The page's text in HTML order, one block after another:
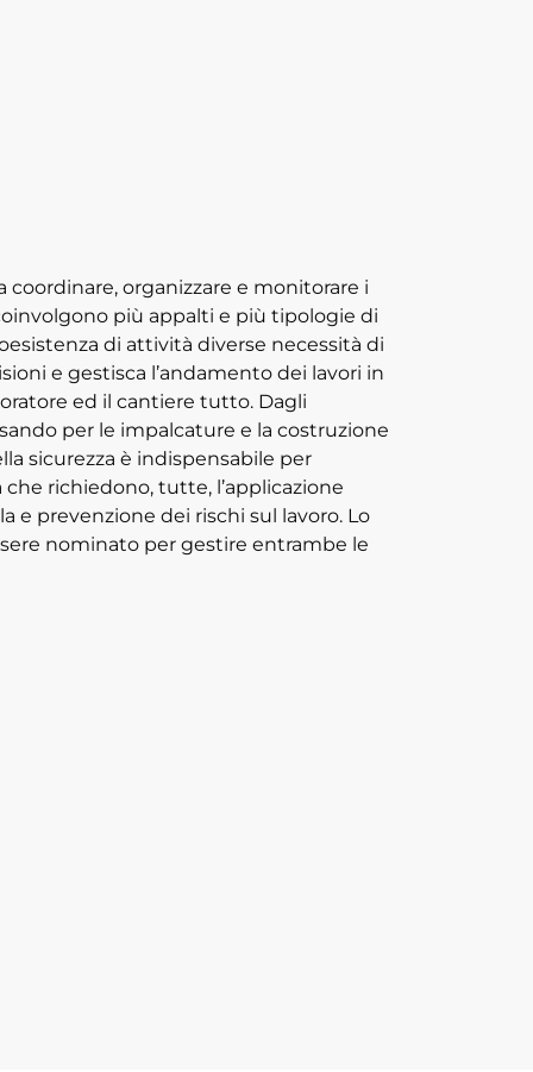
coordinare, organizzare e monitorare i
più appalti e più tipologie di
di attività diverse necessità di
e gestisca l’andamento dei lavori in
ed il cantiere tutto. Dagli
per le impalcature e la costruzione
sicurezza è indispensabile per
richiedono, tutte, l’applicazione
e prevenzione dei rischi sul lavoro. Lo
nominato per gestire entrambe le